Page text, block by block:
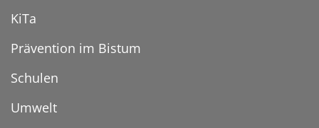
KiTa
Prävention im Bistum
Schulen
Umwelt